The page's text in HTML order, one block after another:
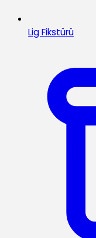
Lig Fikstürü